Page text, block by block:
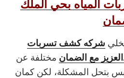
المياه بحي الملك
شركه كشف تسربات
مع الضمان مختلفة عن
بتحل المشكلة، لكن كمان